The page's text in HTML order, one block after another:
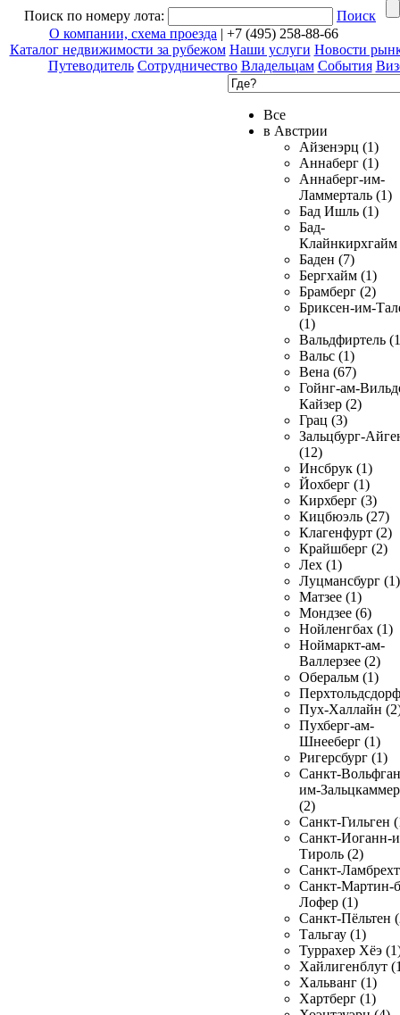
Поиск по номеру лота:
Поиск
О компании, схема проезда | +7 (495) 258-88-66
Каталог недвижимости за рубежом Наши услуги Новости
Путеводитель Сотрудничество Владельцам События
Все
в Австрии
Айзенэрц (1)
Аннаберг (1)
Аннаберг-им-
Ламмерталь (1)
Бад Ишль (1)
Бад-
Клайнкирхгайм
Баден (7)
Бергхайм (1)
Брамберг (2)
Бриксен-им-
(1)
Вальдфиртель
Вальс (1)
Вена (67)
Гойнг-ам-
Кайзер (2)
Грац (3)
Зальцбург-
(12)
Инсбрук (1)
Йохберг (1)
Кирхберг (3)
Кицбюэль (27)
Клагенфурт (2)
Крайшберг (2)
Лех (1)
Луцмансбург (1)
Матзее (1)
Мондзее (6)
Нойленгбах (1)
Ноймаркт-ам-
Валлерзее (2)
Оберальм (1)
Пух-Халлайн
Пухберг-ам-
Шнееберг (1)
Ригерсбург (1)
Санкт-
им-
(2)
Санкт-Гильген
Санкт-Иоганн-
Тироль (2)
Санкт-
Санкт-Мартин-
Лофер (1)
Санкт-Пёльтен
Тальгау (1)
Туррахер Хёэ
Хайлигенблут
Хальванг (1)
Хартберг (1)